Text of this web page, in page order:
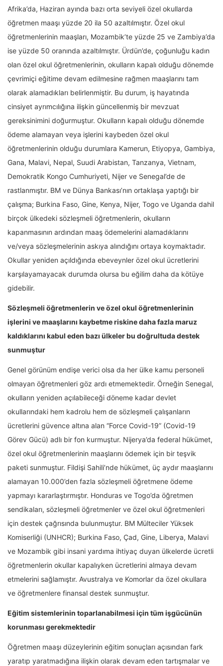
Afrika’da, Haziran ayında bazı orta seviyeli özel okullarda
öğretmen maaşı yüzde 20 ila 50 azaltılmıştır. Özel okul
öğretmenlerinin maaşları, Mozambik’te yüzde 25 ve Zambiya’da
ise yüzde 50 oranında azaltılmıştır. Ürdün’de, çoğunluğu kadın
olan özel okul öğretmenlerinin, okulların kapalı olduğu dönemde
çevrimiçi eğitime devam edilmesine rağmen maaşlarını tam
olarak alamadıkları belirlenmiştir. Bu durum, iş hayatında
cinsiyet ayrımcılığına ilişkin güncellenmiş bir mevzuat
gereksinimini doğurmuştur. Okulların kapalı olduğu dönemde
ödeme alamayan veya işlerini kaybeden özel okul
öğretmenlerinin olduğu durumlara Kamerun, Etiyopya, Gambiya,
Gana, Malavi, Nepal, Suudi Arabistan, Tanzanya, Vietnam,
Demokratik Kongo Cumhuriyeti, Nijer ve Senegal’de de
rastlanmıştır. BM ve Dünya Bankası’nın ortaklaşa yaptığı bir
çalışma; Burkina Faso, Gine, Kenya, Nijer, Togo ve Uganda dahil
birçok ülkedeki sözleşmeli öğretmenlerin, okulların
kapanmasının ardından maaş ödemelerini alamadıklarını
ve/veya sözleşmelerinin askıya alındığını ortaya koymaktadır.
Okullar yeniden açıldığında ebeveynler özel okul ücretlerini
karşılayamayacak durumda olursa bu eğilim daha da kötüye
gidebilir.
Sözleşmeli öğretmenlerin ve özel okul öğretmenlerinin
işlerini ve maaşlarını kaybetme riskine daha fazla maruz
kaldıklarını kabul eden bazı ülkeler bu doğrultuda destek
sunmuştur
Genel görünüm endişe verici olsa da her ülke kamu personeli
olmayan öğretmenleri göz ardı etmemektedir. Örneğin Senegal,
okulların yeniden açılabileceği döneme kadar devlet
okullarındaki hem kadrolu hem de sözleşmeli çalışanların
ücretlerini güvence altına alan “Force Covid-19” (Covid-19
Görev Gücü) adlı bir fon kurmuştur. Nijerya’da federal hükümet,
özel okul öğretmenlerinin maaşlarını ödemek için bir teşvik
paketi sunmuştur. Fildişi Sahili’nde hükümet, üç aydır maaşlarını
alamayan 10.000’den fazla sözleşmeli öğretmene ödeme
yapmayı kararlaştırmıştır. Honduras ve Togo’da öğretmen
sendikaları, sözleşmeli öğretmenler ve özel okul öğretmenleri
için destek çağrısında bulunmuştur. BM Mülteciler Yüksek
Komiserliği (UNHCR); Burkina Faso, Çad, Gine, Liberya, Malavi
ve Mozambik gibi insani yardıma ihtiyaç duyan ülkelerde ücretli
öğretmenlerin okullar kapalıyken ücretlerini almaya devam
etmelerini sağlamıştır. Avustralya ve Komorlar da özel okullara
ve öğretmenlere finansal destek sunmuştur.
Eğitim sistemlerinin toparlanabilmesi için tüm işgücünün
korunması gerekmektedir
Öğretmen maaşı düzeylerinin eğitim sonuçları açısından fark
yaratıp yaratmadığına ilişkin olarak devam eden tartışmalar ve